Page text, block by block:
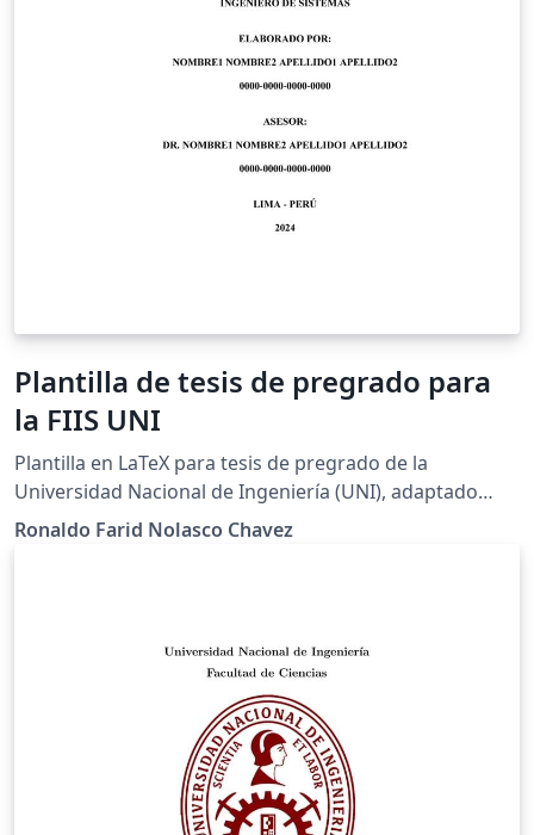
Plantilla de tesis de pregrado para
la FIIS UNI
Plantilla en LaTeX para tesis de pregrado de la
Universidad Nacional de Ingeniería (UNI), adaptado
específicamente al formato de la Facultad de Ingeniería
Ronaldo Farid Nolasco Chavez